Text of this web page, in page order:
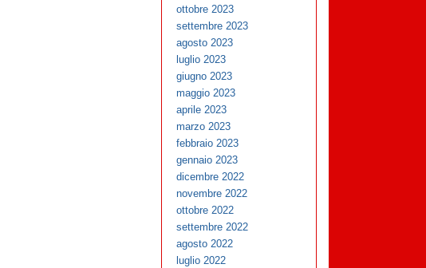
ottobre 2023
settembre 2023
agosto 2023
luglio 2023
giugno 2023
maggio 2023
aprile 2023
marzo 2023
febbraio 2023
gennaio 2023
dicembre 2022
novembre 2022
ottobre 2022
settembre 2022
agosto 2022
luglio 2022